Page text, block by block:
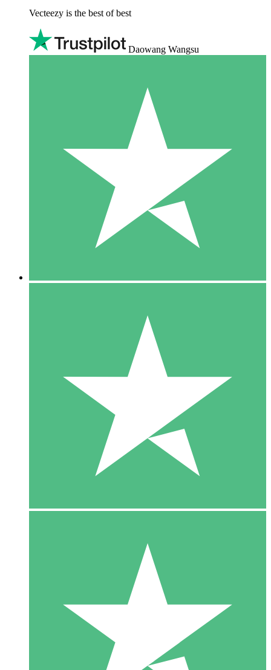
Vecteezy is the best of best
Daowang Wangsu